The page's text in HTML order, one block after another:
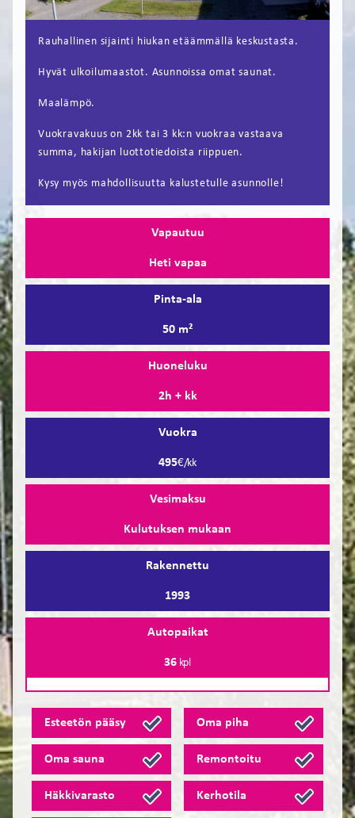
Rauhallinen sijainti hiukan etäämmällä keskustasta.
Hyvät ulkoilumaastot. Asunnoissa omat saunat.
Maalämpö.
Vuokravakuus on 2kk tai 3 kk:n vuokraa vastaava
summa, hakijan luottotiedoista riippuen.
Kysy myös mahdollisuutta kalustetulle asunnolle!
Vapautuu
Heti vapaa
Pinta-ala
50 m²
Huoneluku
2h + kk
Vuokra
495€/kk
Vesimaksu
Kulutuksen mukaan
Rakennettu
1993
Autopaikat
36kpl
Esteetön pääsy Oma piha
Oma sauna Remontoitu
Häkkivarasto Kerhotila